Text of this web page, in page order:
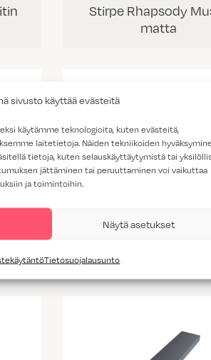
sivusto käyttää evästeitä
käytämme teknologioita, kuten evästeitä,
laitetietoja. Näiden tekniikoiden
tietoja, kuten selauskäyttäytymistä tai
jättäminen tai peruuttaminen voi vaikuttaa
ja toimintoihin.
Näytä asetukset
Tietosuojalausunto
Stirpe Rhapsody
matta